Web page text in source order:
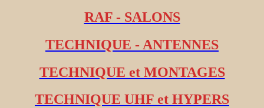
RAF - SALONS
TECHNIQUE - ANTENNES
TECHNIQUE et MONTAGES
TECHNIQUE UHF et HYPERS